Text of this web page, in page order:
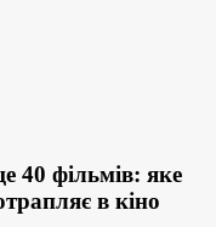
40 фільмів: яке
в кіно